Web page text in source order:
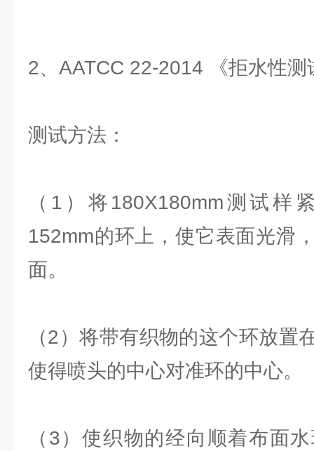
2、AATCC 22-2014 《拒水性
测试方法：
（1）将180X180mm测试样
152mm的环上，使它表面光滑
面。
（2）将带有织物的这个环放置
使得喷头的中心对准环的中心。
（3）使织物的经向顺着布面